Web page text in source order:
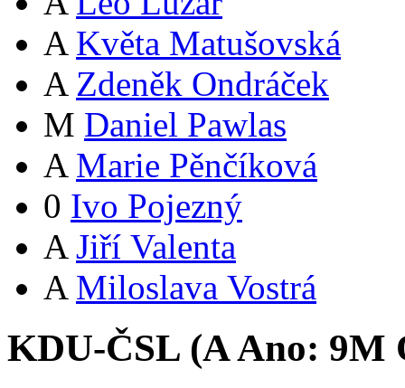
A Květa Matušovská
A Zdeněk Ondráček
M Daniel Pawlas
A Marie Pěnčíková
0 Ivo Pojezný
A Jiří Valenta
A Miloslava Vostrá
KDU-ČSL (AAno: 9M